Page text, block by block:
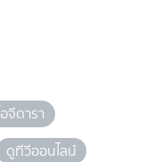
อจีดารา
ดูทีวีออนไลน์